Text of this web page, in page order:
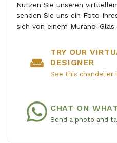
Nutzen Sie unseren
senden Sie uns ein Foto
sich von einem Murano-
weekend
TRY OUR
DESIGNER
See this chandelier
CHAT ON
Send a photo and